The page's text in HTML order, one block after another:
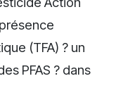
(TFA) ? un
PFAS ? dans